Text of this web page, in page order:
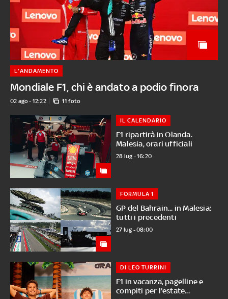
Mondiale F1, chi è andato a podio finora
L'ANDAMENTO
02 ago - 12:22 11 foto
F1 ripartirà in Olanda.
Malesia, orari ufficiali
IL CALENDARIO
28 lug - 16:20
GP del Bahrain... in Malesia:
tutti i precedenti
FORMULA 1
27 lug - 08:00
F1 in vacanza, pagelline e
compiti per l'estate...
DI LEO TURRINI